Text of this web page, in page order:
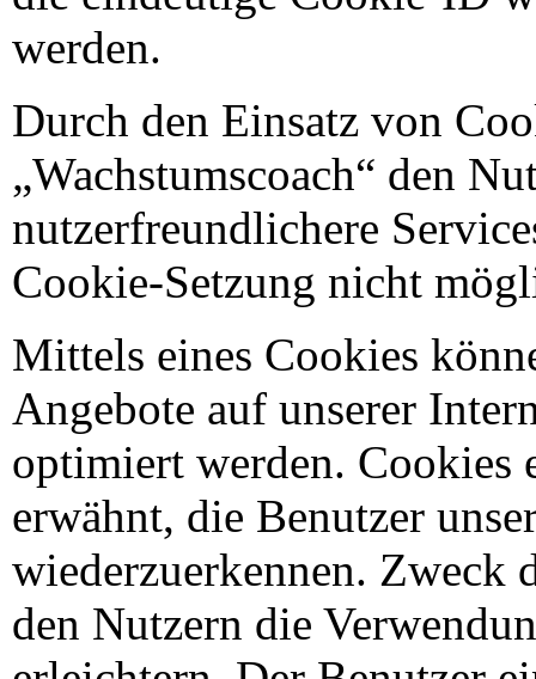
werden.
Durch den Einsatz von
„Wachstumscoach“ den
nutzerfreundlichere
Cookie-Setzung nicht
Mittels eines Cookies
Angebote auf unserer
optimiert werden. Cookies
erwähnt, die Benutzer
wiederzuerkennen. Zweck
den Nutzern die